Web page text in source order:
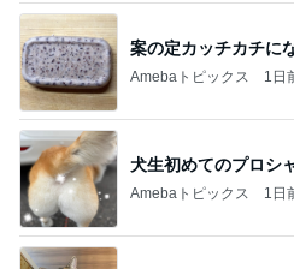
案の定カッチカチに
Amebaトピックス 1日
犬生初めてのプロシ
Amebaトピックス 1日